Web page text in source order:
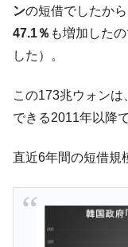
や、若者に起業さ
『Money1』
【韓
ル。外平債の発行
ーにウソのデータ
『Money1』
韓国
『Money1』
韓国
だ。
『Money1』
『韓
す」⇒「金を経由
ンの短借でしたか
47.1％ も増加した
した）。
この173兆ウォン
できる2011年以降
直近6年間の短借規